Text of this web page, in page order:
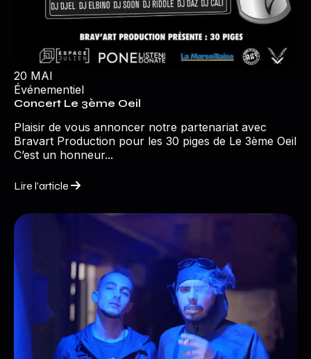
20 MAI
Événementiel
Concert Le 3ème Oeil
Plaisir de vous annoncer notre partenariat avec
Bravart Production pour les 30 piges de Le 3ème Oeil
C’est un honneur...
Lire l'article